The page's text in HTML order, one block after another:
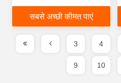
सबसे अच्छी कीमत पाएं
3 4
9 10